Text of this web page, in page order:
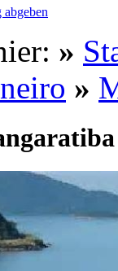
abgeben
»
»